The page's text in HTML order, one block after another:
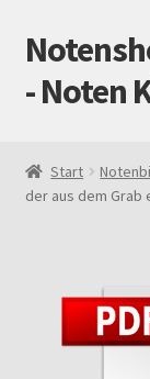
Zur
Navigation
springen
Zum
Inhalt
springen
- Noten
AGB
Cookie-
Start
der aus dem Grab